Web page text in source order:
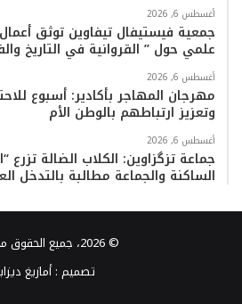
أغسطس 6, 2026
جمعية فيستيفال تيفاوين توثق
علمي حول ” القروانية في التاريخ
أغسطس 6, 2026
مهرجان المهاجر بأكادير: أسبوع
وتعزيز ارتباطهم بالوطن الأم
أغسطس 6, 2026
جماعة تزگزاوين: الكلاب الضالة
الساكنة والجماعة مطالبة بالتدخل
© 2026، جميع الحقوق محفوظة
تصميم :أمازيغ